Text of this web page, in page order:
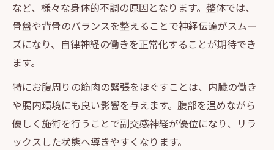
など、様々な身体的不調の原因となります。整体では、
骨盤や背骨のバランスを整えることで神経伝達がスムー
ズになり、自律神経の働きを正常化することが期待でき
ます。
特にお腹周りの筋肉の緊張をほぐすことは、内臓の働き
や腸内環境にも良い影響を与えます。腹部を温めながら
優しく施術を行うことで副交感神経が優位になり、リラ
ックスした状態へ導きやすくなります。